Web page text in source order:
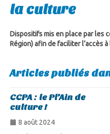
Associations
Infos pratiques
la culture
Dispositifs mis en place par les
Région) afin de faciliter l’accès
Articles publiés
CCPA : le Pl’Ain de
culture !
8 août 2024